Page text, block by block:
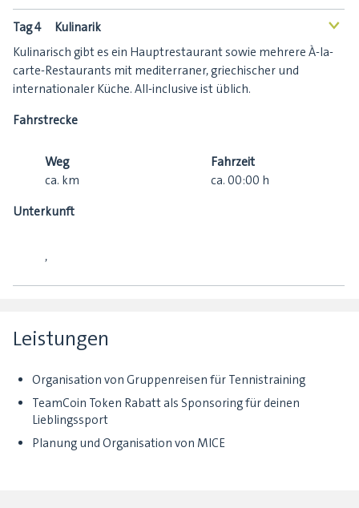
Tag 4 Kulinarik <
Kulinarisch gibt es ein Hauptrestaurant sowie mehrere À-la-
carte-Restaurants mit mediterraner, griechischer und
internationaler Küche. All-inclusive ist üblich.
Fahrstrecke
Weg
ca. km
Fahrzeit
ca. 00:00 h
Unterkunft
,
Leistungen
Organisation von Gruppenreisen für Tennistraining
TeamCoin Token Rabatt als Sponsoring für deinen
Lieblingssport
Planung und Organisation von MICE